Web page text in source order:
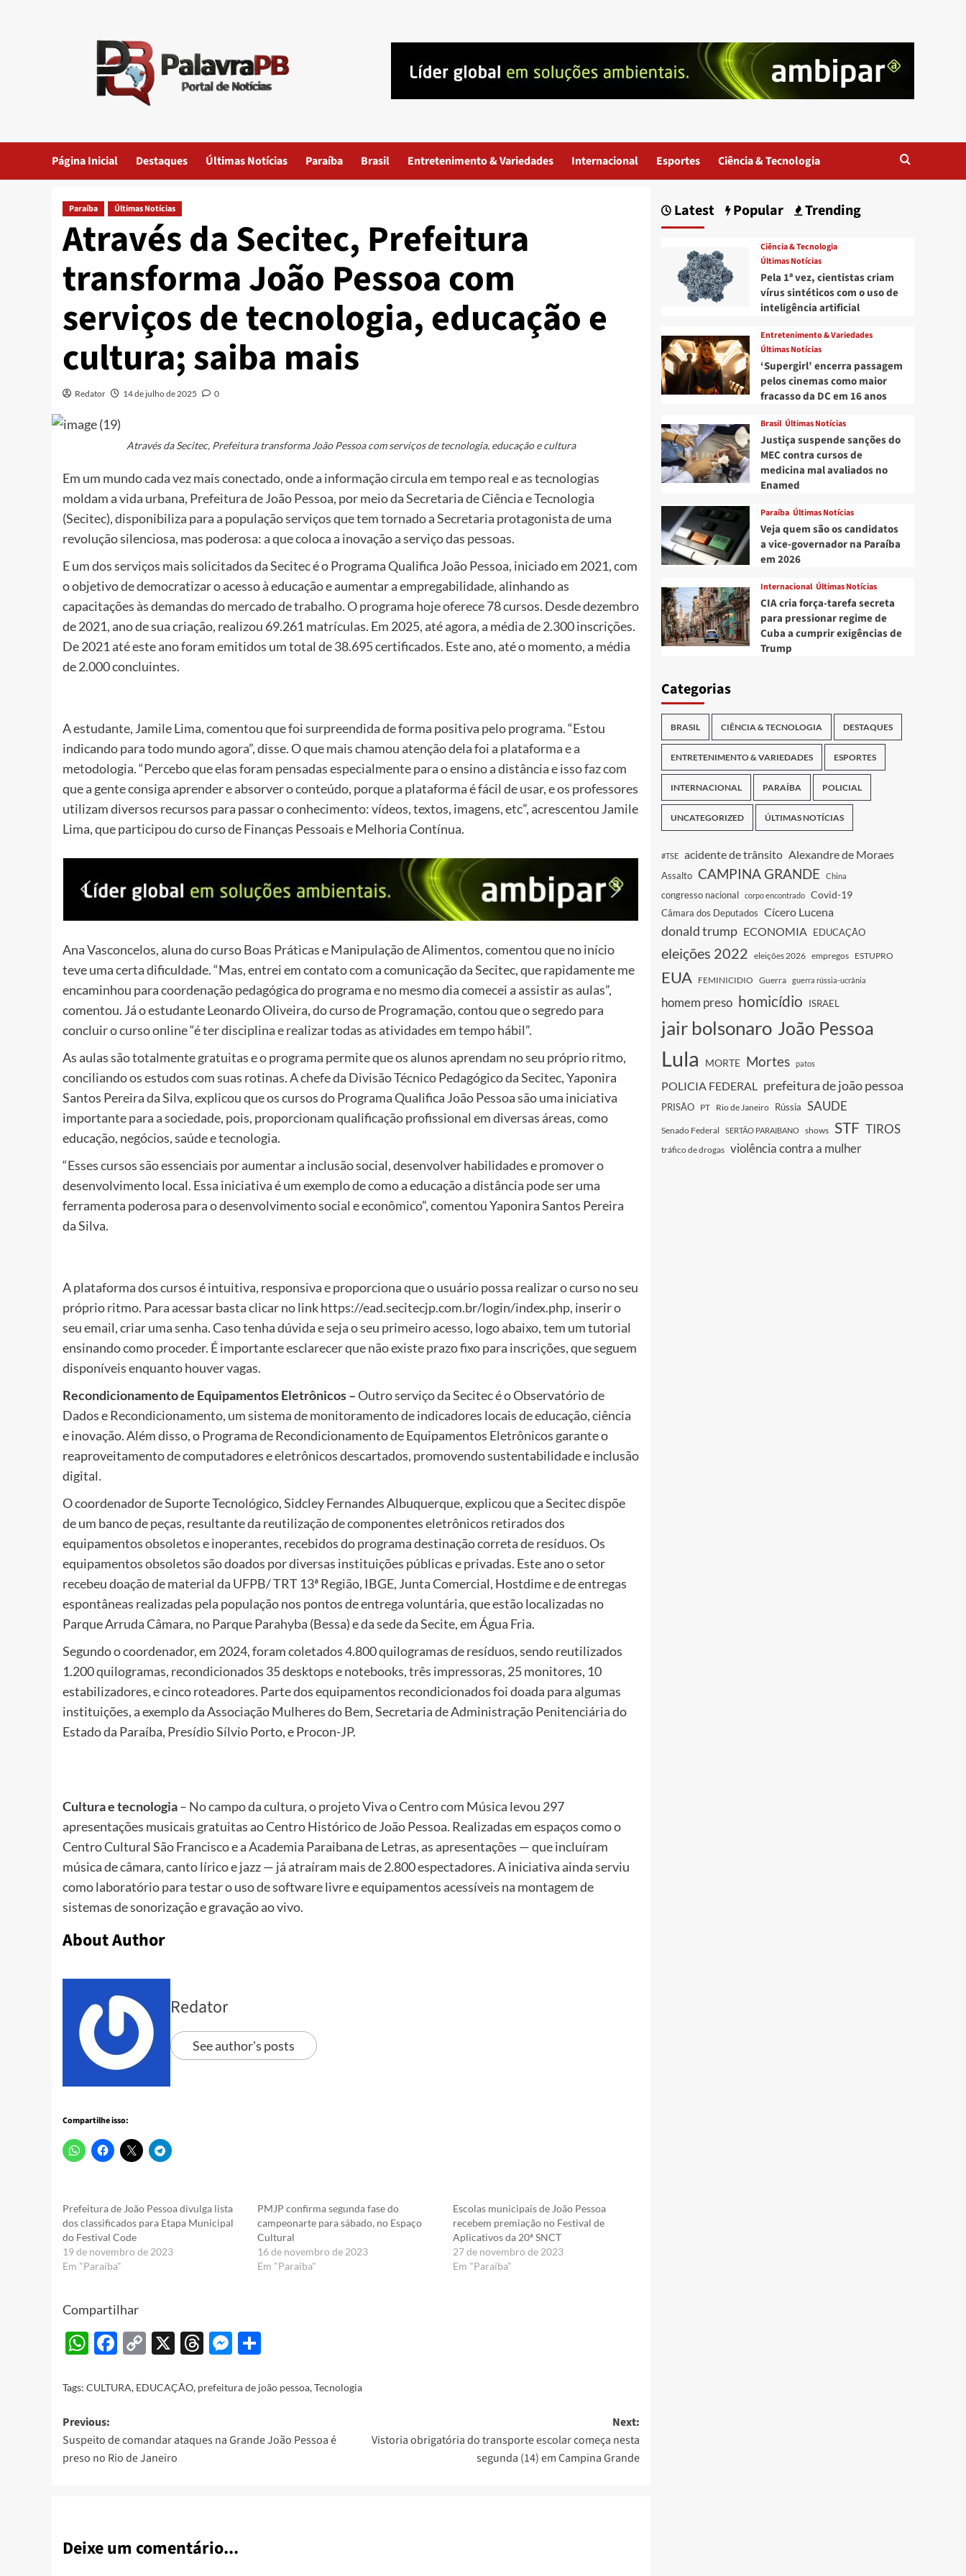
Página Inicial Destaques Últimas Notícias Paraíba Brasil Entretenimento & Variedades Internacional Esportes Ciência & Tecnologia
Paraíba Últimas Notícias
Através da Secitec, Prefeitura
transforma João Pessoa com
serviços de tecnologia, educação e
cultura; saiba mais
Redator 14 de julho de 2025 0
Através da Secitec, Prefeitura transforma João Pessoa com serviços de tecnologia, educação e cultura
Em um mundo cada vez mais conectado, onde a informação circula em tempo real e as tecnologias
moldam a vida urbana, Prefeitura de João Pessoa, por meio da Secretaria de Ciência e Tecnologia
(Secitec), disponibiliza para a população serviços que tem tornado a Secretaria protagonista de uma
revolução silenciosa, mas poderosa: a que coloca a inovação a serviço das pessoas.
E um dos serviços mais solicitados da Secitec é o Programa Qualifica João Pessoa, iniciado em 2021, com
o objetivo de democratizar o acesso à educação e aumentar a empregabilidade, alinhando as
capacitações às demandas do mercado de trabalho. O programa hoje oferece 78 cursos. Desde dezembro
de 2021, ano de sua criação, realizou 69.261 matrículas. Em 2025, até agora, a média de 2.300 inscrições.
De 2021 até este ano foram emitidos um total de 38.695 certificados. Este ano, até o momento, a média
de 2.000 concluintes.
A estudante, Jamile Lima, comentou que foi surpreendida de forma positiva pelo programa. “Estou
indicando para todo mundo agora”, disse. O que mais chamou atenção dela foi a plataforma e a
metodologia. “Percebo que elas foram pensadas especialmente para o ensino a distância e isso faz com
que a gente consiga aprender e absorver o conteúdo, porque a plataforma é fácil de usar, e os professores
utilizam diversos recursos para passar o conhecimento: vídeos, textos, imagens, etc”, acrescentou Jamile
Lima, que participou do curso de Finanças Pessoais e Melhoria Contínua.
Ana Vasconcelos, aluna do curso Boas Práticas e Manipulação de Alimentos, comentou que no início
teve uma certa dificuldade. “Mas, entrei em contato com a comunicação da Secitec, que rapidamente me
encaminhou para coordenação pedagógica do programa e no mesmo dia comecei a assistir as aulas”,
comentou. Já o estudante Leonardo Oliveira, do curso de Programação, contou que o segredo para
concluir o curso online “é ter disciplina e realizar todas as atividades em tempo hábil”.
As aulas são totalmente gratuitas e o programa permite que os alunos aprendam no seu próprio ritmo,
conciliando os estudos com suas rotinas. A chefe da Divisão Técnico Pedagógico da Secitec, Yaponira
Santos Pereira da Silva, explicou que os cursos do Programa Qualifica João Pessoa são uma iniciativa
importante para a sociedade, pois, proporcionam qualificação profissional em diversas áreas, como
educação, negócios, saúde e tecnologia.
“Esses cursos são essenciais por aumentar a inclusão social, desenvolver habilidades e promover o
desenvolvimento local. Essa iniciativa é um exemplo de como a educação a distância pode ser uma
ferramenta poderosa para o desenvolvimento social e econômico”, comentou Yaponira Santos Pereira
da Silva.
A plataforma dos cursos é intuitiva, responsiva e proporciona que o usuário possa realizar o curso no seu
próprio ritmo. Para acessar basta clicar no link https://ead.secitecjp.com.br/login/index.php, inserir o
seu email, criar uma senha. Caso tenha dúvida e seja o seu primeiro acesso, logo abaixo, tem um tutorial
ensinando como proceder. É importante esclarecer que não existe prazo fixo para inscrições, que seguem
disponíveis enquanto houver vagas.
Recondicionamento de Equipamentos Eletrônicos –Outro serviço da Secitec é o Observatório de
Dados e Recondicionamento, um sistema de monitoramento de indicadores locais de educação, ciência
e inovação. Além disso, o Programa de Recondicionamento de Equipamentos Eletrônicos garante o
reaproveitamento de computadores e eletrônicos descartados, promovendo sustentabilidade e inclusão
digital.
O coordenador de Suporte Tecnológico, Sidcley Fernandes Albuquerque, explicou que a Secitec dispõe
de um banco de peças, resultante da reutilização de componentes eletrônicos retirados dos
equipamentos obsoletos e inoperantes, recebidos do programa destinação correta de resíduos. Os
equipamentos obsoletos são doados por diversas instituições públicas e privadas. Este ano o setor
recebeu doação de material da UFPB/ TRT 13ª Região, IBGE, Junta Comercial, Hostdime e de entregas
espontâneas realizadas pela população nos pontos de entrega voluntária, que estão localizadas no
Parque Arruda Câmara, no Parque Parahyba (Bessa) e da sede da Secite, em Água Fria.
Segundo o coordenador, em 2024, foram coletados 4.800 quilogramas de resíduos, sendo reutilizados
1.200 quilogramas, recondicionados 35 desktops e notebooks, três impressoras, 25 monitores, 10
estabilizadores, e cinco roteadores. Parte dos equipamentos recondicionados foi doada para algumas
instituições, a exemplo da Associação Mulheres do Bem, Secretaria de Administração Penitenciária do
Estado da Paraíba, Presídio Sílvio Porto, e Procon-JP.
Cultura etecnologia– No campo da cultura, o projeto Viva o Centro com Música levou 297
apresentações musicais gratuitas ao Centro Histórico de João Pessoa. Realizadas em espaços como o
Centro Cultural São Francisco e a Academia Paraibana de Letras, as apresentações — que incluíram
música de câmara, canto lírico e jazz — já atraíram mais de 2.800 espectadores. A iniciativa ainda serviu
como laboratório para testar o uso de software livre e equipamentos acessíveis na montagem de
sistemas de sonorização e gravação ao vivo.
About Author
Redator
See author's posts
Compartilhe isso:
Prefeitura de João Pessoa divulga lista
dos classificados para Etapa Municipal
do Festival Code
19 de novembro de 2023
Em "Paraíba"
PMJP confirma segunda fase do
campeonarte para sábado, no Espaço
Cultural
16 de novembro de 2023
Em "Paraíba"
Escolas municipais de João Pessoa
recebem premiação no Festival de
Aplicativos da 20ª SNCT
27 de novembro de 2023
Em "Paraíba"
Compartilhar
WhatsApp
Facebook
Copy
X Threads
Messenger
Tags: CULTURA, EDUCAÇÃO, prefeitura de joão pessoa,Tecnologia
Post
navigation
Previous:
Suspeito de comandar ataques na Grande João Pessoa é
preso no Rio de Janeiro
Next:
Vistoria obrigatória do transporte escolar começa nesta
segunda (14) em Campina Grande
Deixe um comentário...
Latest Popular Trending
Ciência & Tecnologia
Últimas Notícias
Pela 1ª vez, cientistas criam
vírus sintéticos com o uso de
inteligência artificial
Entretenimento & Variedades
Últimas Notícias
‘Supergirl’ encerra passagem
pelos cinemas como maior
fracasso da DC em 16 anos
Brasil Últimas Notícias
Justiça suspende sanções do
MEC contra cursos de
medicina mal avaliados no
Enamed
Paraíba Últimas Notícias
Veja quem são os candidatos
a vice-governador na Paraíba
em 2026
Internacional Últimas Notícias
CIA cria força-tarefa secreta
para pressionar regime de
Cuba a cumprir exigências de
Trump
Categorias
BRASIL CIÊNCIA & TECNOLOGIA DESTAQUES
ENTRETENIMENTO & VARIEDADES ESPORTES
INTERNACIONAL PARAÍBA POLICIAL
UNCATEGORIZED ÚLTIMAS NOTÍCIAS
#TSE acidente de trânsito Alexandre de Moraes
Assalto CAMPINA GRANDE China
congresso nacional corpo encontrado Covid-19
Câmara dos Deputados Cícero Lucena
donald trump ECONOMIA EDUCAÇÃO
eleições 2022 eleições 2026 empregos ESTUPRO
EUA FEMINICIDIO Guerra guerra rússia-ucrânia
homem preso homicídio ISRAEL
jair bolsonaro João Pessoa
Lula MORTE Mortes patos
POLICIA FEDERAL prefeitura de joão pessoa
PRISÃO PT Rio de Janeiro Rússia SAUDE
Senado Federal SERTÃO PARAIBANO shows STF TIROS
tráfico de drogas violência contra a mulher